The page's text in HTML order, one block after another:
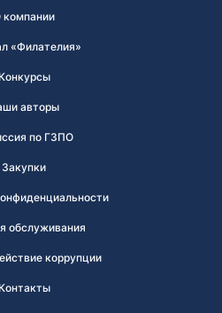
компании
«Филателия»
Конкурсы
авторы
по ГЗПО
Закупки
обслуживания
коррупции
Контакты